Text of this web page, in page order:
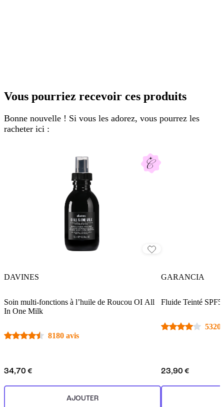
Vous pourriez recevoir ces produits
Bonne nouvelle ! Si vous les adorez, vous pourrez les
racheter ici :
DAVINES
Soin multi-fonctions à l’huile de Roucou OI All
In One Milk
8180 avis
34,70 €
AJOUTER
GARANCIA
Fluide Teinté
5320
23,90 €